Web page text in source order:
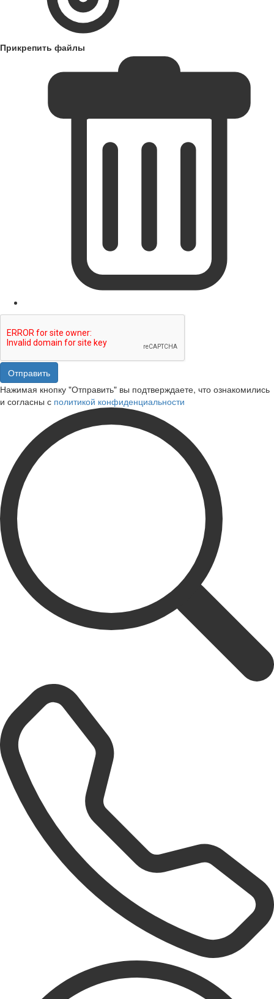
Прикрепить файлы
Отправить
Нажимая кнопку "Отправить" вы подтверждаете, что ознакомились
и согласны с политикой конфиденциальности